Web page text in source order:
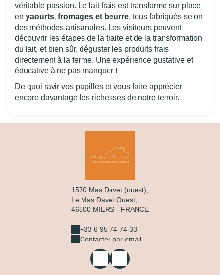
véritable passion. Le lait frais est transformé sur place
en yaourts, fromages et beurre, tous fabriqués selon
des méthodes artisanales. Les visiteurs peuvent
découvrir les étapes de la traite et de la transformation
du lait, et bien sûr, déguster les produits frais
directement à la ferme. Une expérience gustative et
éducative à ne pas manquer !
De quoi ravir vos papilles et vous faire apprécier
encore davantage les richesses de notre terroir.
1570 Mas Davet (ouest),
Le Mas Davet Ouest,
46500 MIERS - FRANCE
+33 6 95 74 74 33
Contacter par email